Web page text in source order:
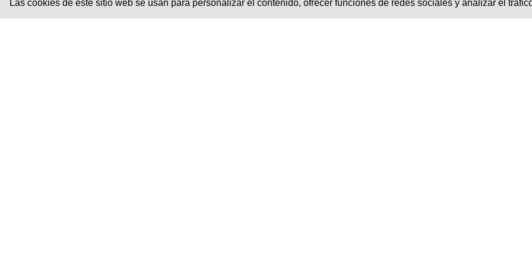
Las cookies de este sitio web se usan para personalizar el contenido, ofrecer funciones de redes sociales y analizar el